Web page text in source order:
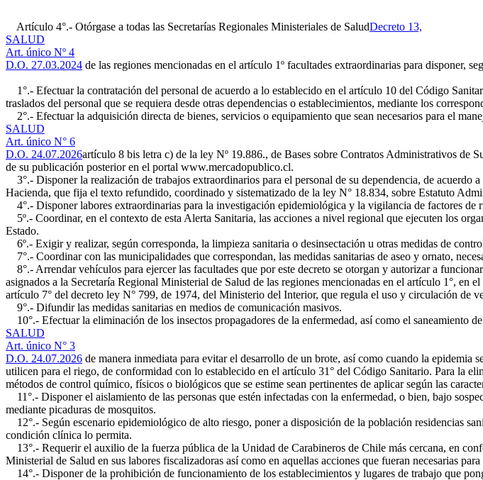
Artículo 4°.- Otórgase a todas las Secretarías Regionales Ministeriales de SaludDecreto 13,
SALUD
Art. único Nº 4
D.O. 27.03.2024 de las regiones mencionadas en el artículo 1º facultades extraordinarias para disponer,
1°.- Efectuar la contratación del personal de acuerdo a lo establecido en el artículo 10 del Código
traslados del personal que se requiera desde otras dependencias o establecimientos, mediante los
2°.- Efectuar la adquisición directa de bienes, servicios o equipamiento que sean necesarios para el
SALUD
Art. único N° 6
D.O. 24.07.2026artículo 8 bis letra c) de la ley Nº 19.886., de Bases sobre Contratos Administrativos de
de su publicación posterior en el portal www.mercadopublico.cl.
3°.- Disponer la realización de trabajos extraordinarios para el personal de su dependencia, de
Hacienda, que fija el texto refundido, coordinado y sistematizado de la ley N° 18.834, sobre Estatuto
4°.- Disponer labores extraordinarias para la investigación epidemiológica y la vigilancia de factores de
5º.- Coordinar, en el contexto de esta Alerta Sanitaria, las acciones a nivel regional que ejecuten los
Estado.
6º.- Exigir y realizar, según corresponda, la limpieza sanitaria o desinsectación u otras medidas de
7°.- Coordinar con las municipalidades que correspondan, las medidas sanitarias de aseo y ornato,
8°.- Arrendar vehículos para ejercer las facultades que por este decreto se otorgan y autorizar a
asignados a la Secretaría Regional Ministerial de Salud de las regiones mencionadas en el artículo 1°,
artículo 7° del decreto ley N° 799, de 1974, del Ministerio del Interior, que regula el uso y circulación de
9°.- Difundir las medidas sanitarias en medios de comunicación masivos.
10°.- Efectuar la eliminación de los insectos propagadores de la enfermedad, así como el saneamiento
SALUD
Art. único N° 3
D.O. 24.07.2026 de manera inmediata para evitar el desarrollo de un brote, así como cuando la epidemia
utilicen para el riego, de conformidad con lo establecido en el artículo 31° del Código Sanitario. Para la
métodos de control químico, físicos o biológicos que se estime sean pertinentes de aplicar según las
11°.- Disponer el aislamiento de las personas que estén infectadas con la enfermedad, o bien, bajo
mediante picaduras de mosquitos.
12°.- Según escenario epidemiológico de alto riesgo, poner a disposición de la población residencias
condición clínica lo permita.
13°.- Requerir el auxilio de la fuerza pública de la Unidad de Carabineros de Chile más cercana, en
Ministerial de Salud en sus labores fiscalizadoras así como en aquellas acciones que fueran necesarias
14°.- Disponer de la prohibición de funcionamiento de los establecimientos y lugares de trabajo que